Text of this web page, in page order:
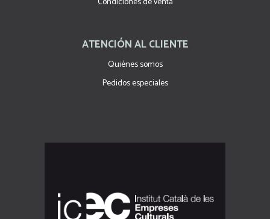
ATENCIÓN AL CLIENTE
Quiénes somos
Pedidos especiales